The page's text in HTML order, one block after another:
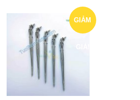
GIẢM